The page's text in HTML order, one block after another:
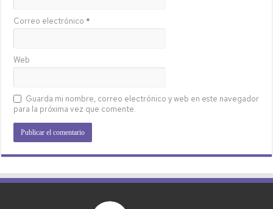
Correo electrónico *
Web
Guarda mi nombre, correo electrónico y web en este navegador
para la próxima vez que comente.